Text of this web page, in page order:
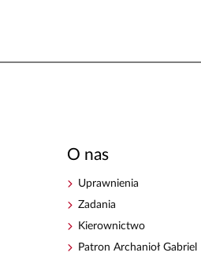
O nas
Uprawnienia
Zadania
Kierownictwo
Patron Archanioł Gabriel